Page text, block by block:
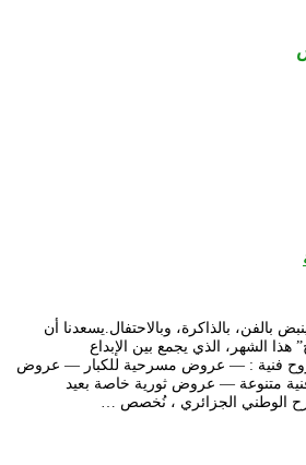
بالذاكرة، وبالاحتفال.يسعدنا أن
الشهر، الذي يجمع بين الإبداع
بروح فنية : — عروض مسرحية للكبار — عروض
متنوعة — عروض ثورية خاصة بعيد
الوطني الجزائري ، نُخصص …